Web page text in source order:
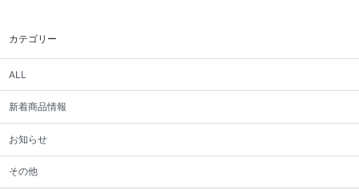
カテゴリー
ALL
新着商品情報
お知らせ
その他